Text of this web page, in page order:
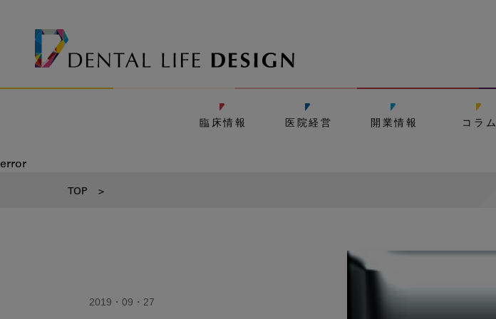
臨床情報 医院経営 開業情報 コラム
error
TOP >
2019・09・27